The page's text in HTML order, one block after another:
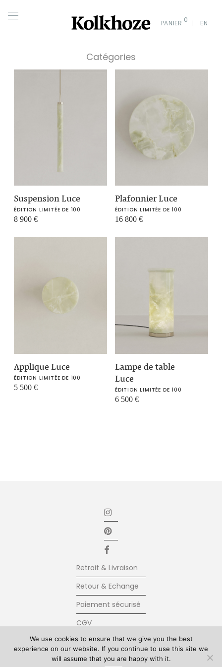
PANIER 0 EN
Catégories
Suspension Luce
ÉDITION LIMITÉE DE 100
8 900€
Plafonnier Luce
ÉDITION LIMITÉE DE 100
16 800 €
Applique Luce
ÉDITION LIMITÉE DE 100
5 500€
Lampe de table
Luce
ÉDITION LIMITÉE DE 100
6 500 €
Retrait & Livraison
Retour & Echange
Paiement sécurisé
CGV
Newsletter
Contact
We use cookies to ensure that we give you the best
experience on our website. If you continue to use this site we
will assume that you are happy with it.